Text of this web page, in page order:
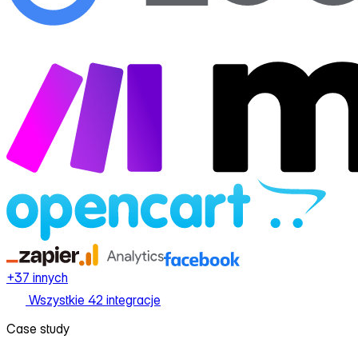
+37 innych
Wszystkie 42 integracje
Case study